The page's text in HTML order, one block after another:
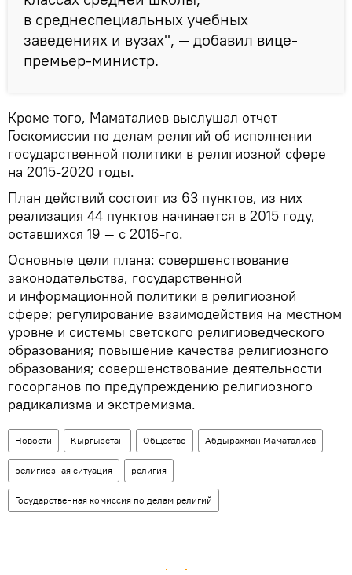
в среднеспециальных учебных
заведениях и вузах", — добавил вице-
премьер-министр.
Кроме того, Маматалиев выслушал отчет
Госкомиссии по делам религий об исполнении
государственной политики в религиозной сфере
на 2015-2020 годы.
План действий состоит из 63 пунктов, из них
реализация 44 пунктов начинается в 2015 году,
оставшихся 19 — с 2016-го.
Основные цели плана: совершенствование
законодательства, государственной
и информационной политики в религиозной
сфере; регулирование взаимодействия на местном
уровне и системы светского религиоведческого
образования; повышение качества религиозного
образования; совершенствование деятельности
госорганов по предупреждению религиозного
радикализма и экстремизма.
Новости Кыргызстан Общество Абдырахман Маматалиев
религиозная ситуация религия
Государственная комиссия по делам религий